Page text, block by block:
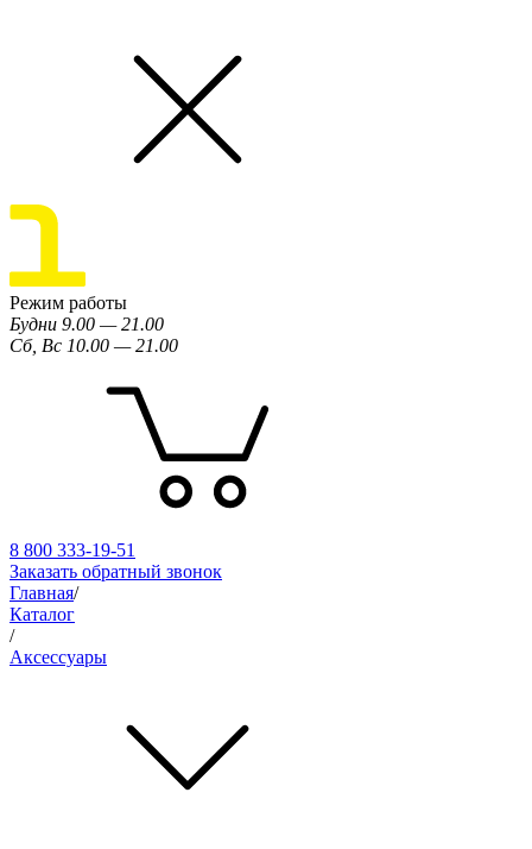
Режим работы
Будни 9.00 — 21.00
Сб, Вс 10.00 — 21.00
8 800 333-19-51
Заказать обратный звонок
Главная/
Каталог
/
Аксессуары